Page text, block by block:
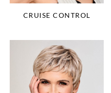
CRUISE CONTROL